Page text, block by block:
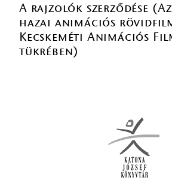
A rajzolók szerződése
hazai animációs
Kecskeméti Animációs
tükrében)